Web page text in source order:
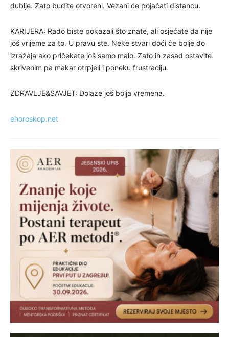
dublje. Zato budite otvoreni. Vezani će pojačati distancu.
KARIJERA: Rado biste pokazali što znate, ali osjećate da nije
još vrijeme za to. U pravu ste. Neke stvari doći će bolje do
izražaja ako pričekate još samo malo. Zato ih zasad ostavite
skrivenim pa makar otrpjeli i poneku frustraciju.
ZDRAVLJE&SAVJET: Dolaze još bolja vremena.
ehoroskop.net